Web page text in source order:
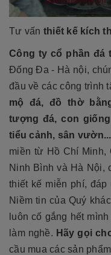
Tư vấn thiết kế kích
Công ty cổ phần đá
Đống Đa - Hà nội,
đầu về các công trình
mộ đá, đồ thờ
tượng đá, con
tiểu cảnh, sân
miền từ Hồ Chí Minh,
Ninh Bình và Hà Nội,
thiết kế miễn phí,
Niềm tin của Quý
luôn cố gắng hết
làm nghề. Hãy gọi
cầu mua các sản